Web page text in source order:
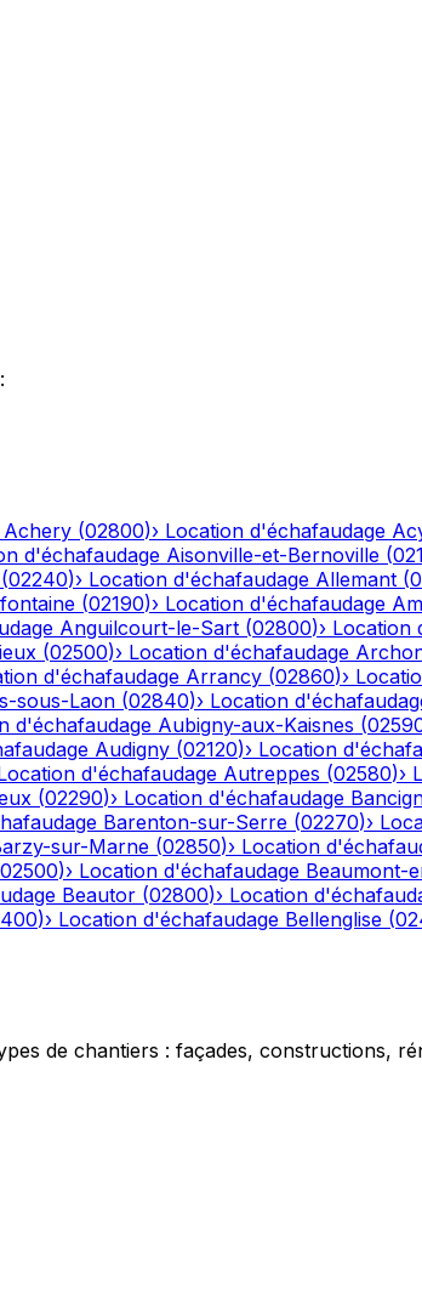
:
Achery (02800)› Location d'échafaudage
d'échafaudage Aisonville-et-Bernoville (
(02240)› Location d'échafaudage Allemant (
(02190)› Location d'échafaudage
Anguilcourt-le-Sart (02800)› Location
(02500)› Location d'échafaudage
d'échafaudage Arrancy (02860)›
sous-Laon (02840)› Location
d'échafaudage Aubigny-aux-Kaisnes (
Audigny (02120)› Location
d'échafaudage Autreppes (02580)›
(02290)› Location d'échafaudage
Barenton-sur-Serre (02270)›
sur-Marne (02850)› Location
02500)› Location d'échafaudage Beaumont-
Beautor (02800)› Location
)› Location d'échafaudage Bellenglise (
de chantiers : façades, constructions,